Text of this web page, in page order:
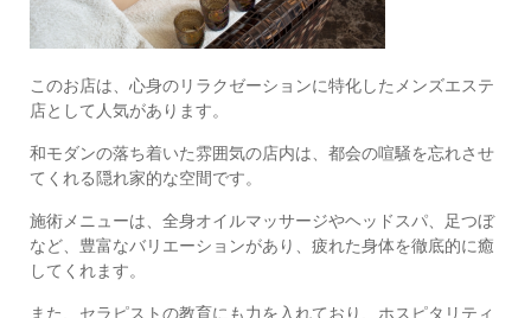
このお店は、心身のリラクゼーションに特化したメンズエステ
店として人気があります。
和モダンの落ち着いた雰囲気の店内は、都会の喧騒を忘れさせ
てくれる隠れ家的な空間です。
施術メニューは、全身オイルマッサージやヘッドスパ、足つぼ
など、豊富なバリエーションがあり、疲れた身体を徹底的に癒
してくれます。
また、セラピストの教育にも力を入れており、ホスピタリティ